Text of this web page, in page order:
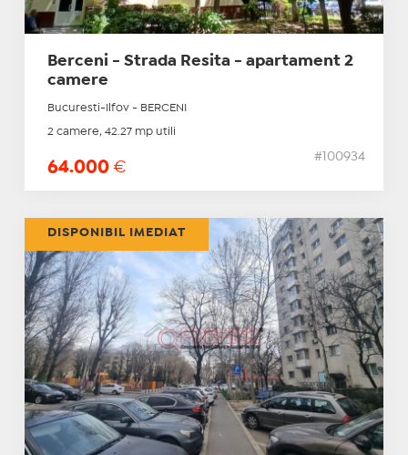
Berceni - Strada Resita - apartament 2
camere
Bucuresti-Ilfov - BERCENI
2 camere, 42.27 mp utili
64.000 €
#100934
DISPONIBIL IMEDIAT